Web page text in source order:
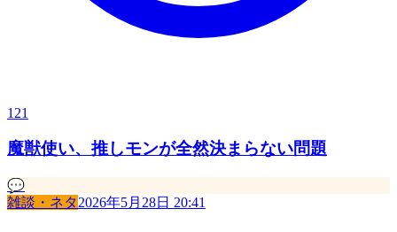
121
魔獣使い、推しモンが全然決まらない問題
💬
雑談・ネタ2026年5月28日 20:41